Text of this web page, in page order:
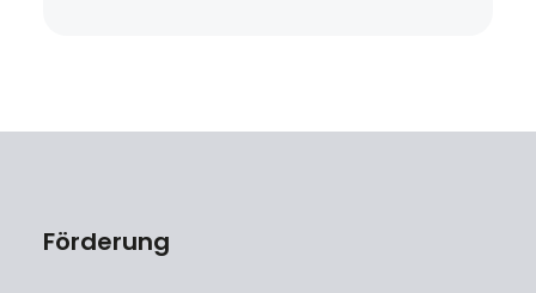
Förderung